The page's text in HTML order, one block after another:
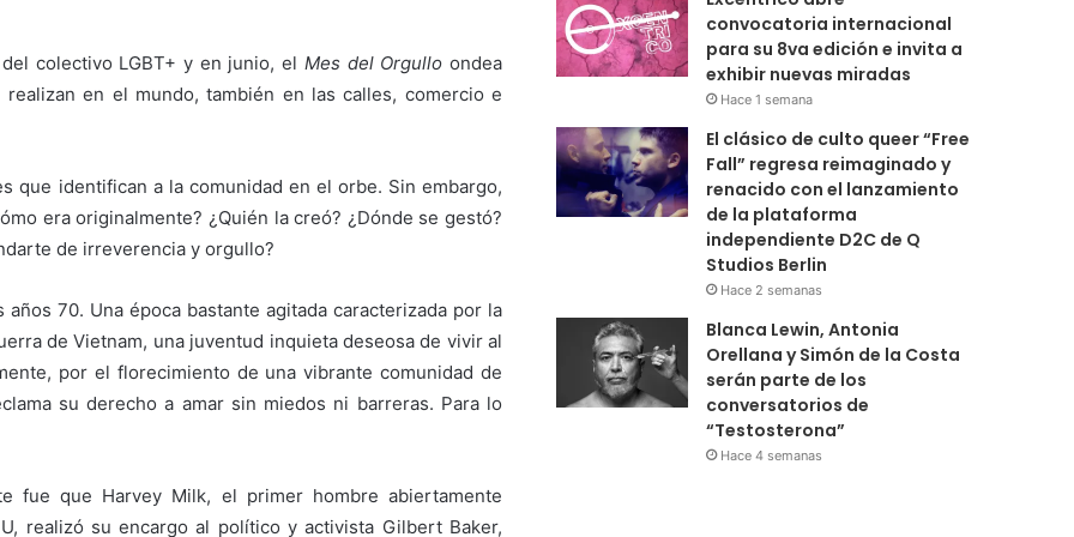
colectivo LGBT+ y en junio, el Mes del Orgullo ondea
en el mundo, también en las calles, comercio e
que identifican a la comunidad en el orbe. Sin embargo,
era originalmente? ¿Quién la creó? ¿Dónde se gestó?
de irreverencia y orgullo?
70. Una época bastante agitada caracterizada por la
de Vietnam, una juventud inquieta deseosa de vivir al
por el florecimiento de una vibrante comunidad de
su derecho a amar sin miedos ni barreras. Para lo
fue que Harvey Milk, el primer hombre abiertamente
realizó su encargo al político y activista Gilbert Baker,
convocatoria internacional
para su 8va edición e invita a
exhibir nuevas miradas
Hace 1 semana
El clásico de culto queer “Free
Fall” regresa reimaginado y
renacido con el lanzamiento
de la plataforma
independiente D2C de Q
Studios Berlin
Hace 2 semanas
Blanca Lewin, Antonia
Orellana y Simón de la Costa
serán parte de los
conversatorios de
“Testosterona”
Hace 4 semanas